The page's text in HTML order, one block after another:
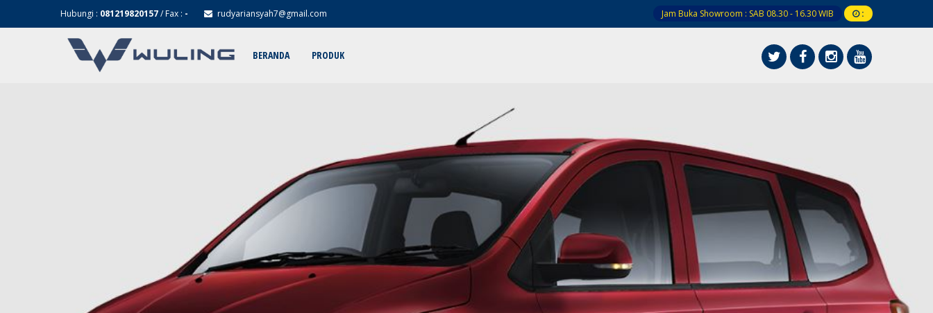
Hubungi : 081219820157/ Fax : - rudyariansyah7@gmail.com Jam Buka Showroom : SAB 08.30 - 16.30 WIB :
BERANDA PRODUK